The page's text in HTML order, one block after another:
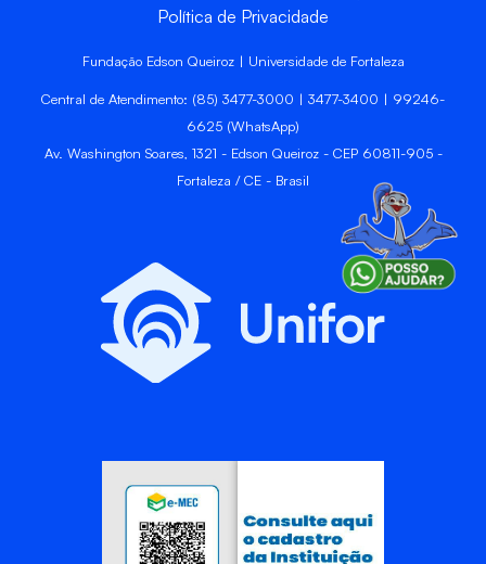
Política de Privacidade
Fundação Edson Queiroz | Universidade de Fortaleza
Central de Atendimento: (85) 3477-3000 | 3477-3400 | 99246-
6625 (WhatsApp)
Av. Washington Soares, 1321 - Edson Queiroz - CEP 60811-905 -
Fortaleza / CE - Brasil